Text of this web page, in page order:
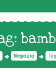
Negozio